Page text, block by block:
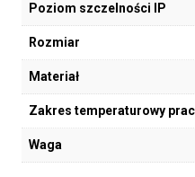
Poziom szczelności IP
Rozmiar
Materiał
Zakres temperaturowy
Waga